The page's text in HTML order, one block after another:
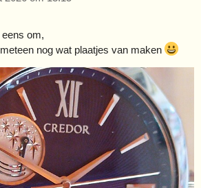
om,
nog wat plaatjes van maken